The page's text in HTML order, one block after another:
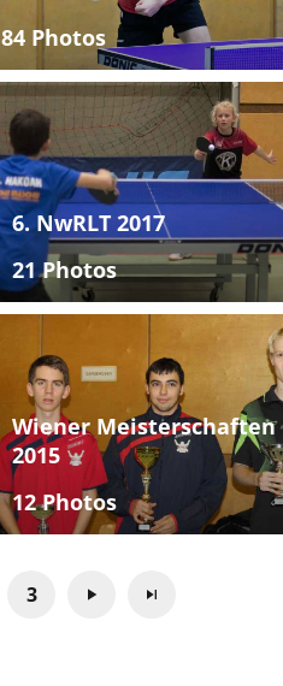
84 Photos
6. NwRLT 2017
21 Photos
Wiener Meisterschaften
2015
12 Photos
3